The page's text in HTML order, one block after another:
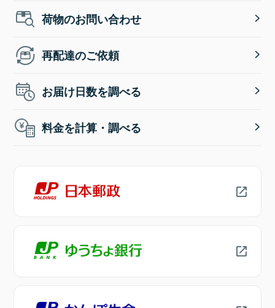
荷物のお問い合わせ
再配達のご依頼
お届け日数を調べる
料金を計算・調べる